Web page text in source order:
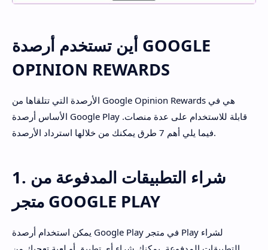
أين تستخدم أرصدة GOOGLE
OPINION REWARDS
الأرصدة التي تتلقاها من Google Opinion Rewards هي في
الأساس أرصدة Google Play قابلة للاستخدام على عدة منصات.
فيما يلي أهم 7 طرق يمكنك من خلالها استرداد الأرصدة.
1. شراء التطبيقات المدفوعة من
متجر GOOGLE PLAY
يمكن استخدام أرصدة Google Play في متجر Play لشراء